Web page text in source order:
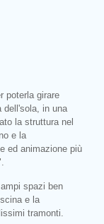
poterla girare
dell'sola, in una
la struttura nel
e la
ed animazione più
spazi ben
e la
tramonti.